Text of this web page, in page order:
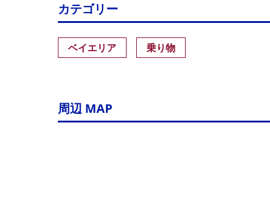
カテゴリー
ベイエリア 乗り物
周辺 MAP